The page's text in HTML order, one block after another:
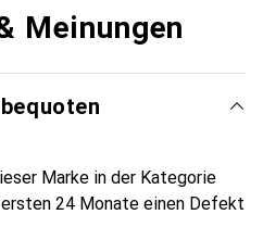
Meinungen
Marke in der Kategorie
24 Monate einen Defekt